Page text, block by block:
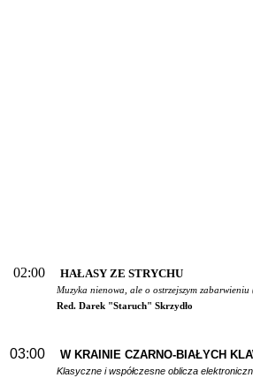
02:00 HAŁASY ZE STRYCHU
Muzyka nienowa, ale o ostrzejszym
Red. Darek "Staruch" Skrzydło
03:00 W KRAINIE CZARNO-BIAŁYCH
Klasyczne i współczesne oblicza